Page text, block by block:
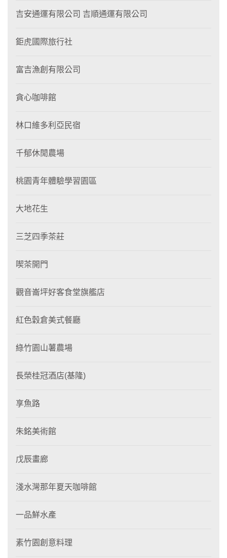
吉安通運有限公司 吉順通運有限公司
鉅虎國際旅行社
富吉漁創有限公司
貪心咖啡館
林口維多利亞民宿
千郁休閒農場
桃園青年體驗學習園區
大地花生
三芝四季茶莊
喫茶開門
觀音崙坪好客食堂旗艦店
紅色穀倉美式餐廳
綠竹園山薯農場
長榮桂冠酒店(基隆)
享魚路
朱銘美術館
戊辰畫廊
淺水灣那年夏天咖啡館
一品鮮水產
素竹園創意料理